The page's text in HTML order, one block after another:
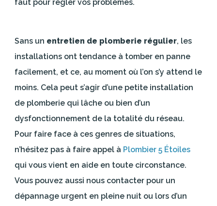
faut pour régler vos problèmes.
Sans un entretien de plomberie régulier, les
installations ont tendance à tomber en panne
facilement, et ce, au moment où l’on s’y attend le
moins. Cela peut s’agir d’une petite installation
de plomberie qui lâche ou bien d’un
dysfonctionnement de la totalité du réseau.
Pour faire face à ces genres de situations,
n’hésitez pas à faire appel à Plombier 5 Étoiles
qui vous vient en aide en toute circonstance.
Vous pouvez aussi nous contacter pour un
dépannage urgent en pleine nuit ou lors d’un